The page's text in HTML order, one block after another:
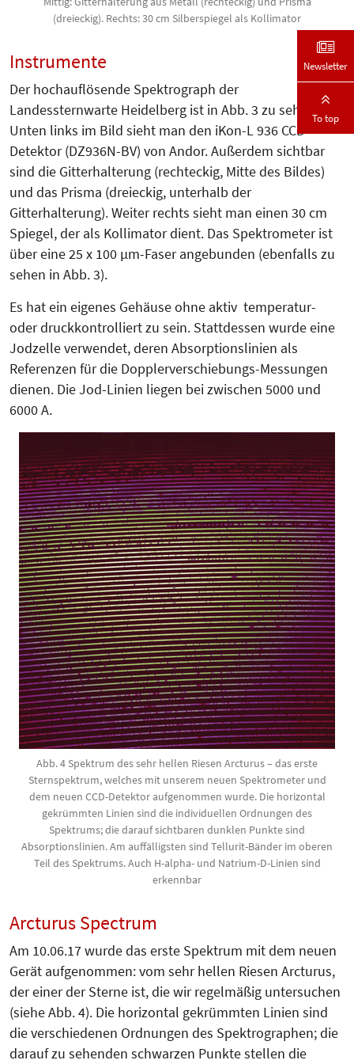
(dreieckig). Rechts: 30 cm Silberspiegel als Kollimator
Instrumente
Der hochauflösende Spektrograph der
Landessternwarte Heidelberg ist in Abb. 3 zu sehen.
Unten links im Bild sieht man den iKon-L 936 CCD-
Detektor (DZ936N-BV) von Andor. Außerdem sichtbar
sind die Gitterhalterung (rechteckig, Mitte des Bildes)
und das Prisma (drei­eckig, unterhalb der
Gitterhalterung). Weiter rechts sieht man einen 30 cm
Spiegel, der als Kollimator dient. Das Spektrometer ist
über eine 25 x 100 µm-Faser angebunden (ebenfalls zu
sehen in Abb. 3).
Es hat ein eigenes Gehäuse ohne aktiv temperatur-
oder druckkontrolliert zu sein. Stattdessen wurde eine
Jodzelle verwendet, deren Absorp­tionslinien als
Referenzen für die Dopp­ler­ver­schie­bungs-Messungen
die­nen. Die Jod-Linien liegen bei zwischen 5000 und
6000 A.
Abb. 4 Spektrum des sehr hellen Riesen Arcturus – das erste
Sternspektrum, welches mit unserem neuen Spektrometer und
dem neuen CCD-Detektor aufgenommen wurde. Die horizontal
gekrümmten Linien sind die individuellen Ordnungen des
Spektrums; die darauf sichtbaren dunklen Punkte sind
Absorptionslinien. Am auffälligsten sind Tellurit-Bänder im oberen
Teil des Spektrums. Auch H-alpha- und Natrium-D-Linien sind
erkennbar
Arcturus Spectrum
Am 10.06.17 wurde das erste Spek­trum mit dem neuen
Gerät aufgenommen: vom sehr hellen Riesen Arc­turus,
der einer der Sterne ist, die wir regelmäßig untersuchen
(siehe Abb. 4). Die horizontal gekrümmten Linien sind
die verschiedenen Ordnungen des Spektrographen; die
darauf zu sehenden schwarzen Punkte stellen die
Newsletter
To top